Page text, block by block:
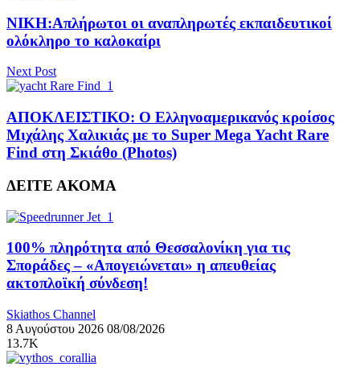
ΝΙΚΗ:Απλήρωτοι οι αναπληρωτές εκπαιδευτικοί
ολόκληρο το καλοκαίρι
Next Post
ΑΠΟΚΛΕΙΣΤΙΚΟ: Ο Ελληνοαμερικανός κροίσος
Μιχάλης Χαλικιάς με το Super Mega Yacht Rare
Find στη Σκιάθο (Photos)
ΔΕΙΤΕ ΑΚΟΜΑ
100% πληρότητα από Θεσσαλονίκη για τις
Σποράδες – «Απογειώνεται» η απευθείας
ακτοπλοϊκή σύνδεση!
Skiathos Channel
8 Αυγούστου 2026 08/08/2026
13.7K